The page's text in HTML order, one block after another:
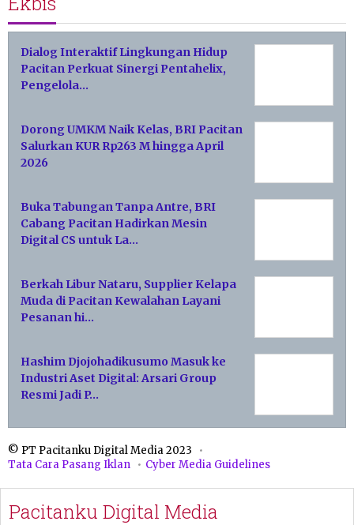
Dialog Interaktif Lingkungan Hidup
Pacitan Perkuat Sinergi Pentahelix,
Pengelola…
Dorong UMKM Naik Kelas, BRI Pacitan
Salurkan KUR Rp263 M hingga April
2026
Buka Tabungan Tanpa Antre, BRI
Cabang Pacitan Hadirkan Mesin
Digital CS untuk La…
Berkah Libur Nataru, Supplier Kelapa
Muda di Pacitan Kewalahan Layani
Pesanan hi…
Hashim Djojohadikusumo Masuk ke
Industri Aset Digital: Arsari Group
Resmi Jadi P…
© PT Pacitanku Digital Media 2023
Tata Cara Pasang Iklan
Cyber Media Guidelines
Pacitanku Digital Media